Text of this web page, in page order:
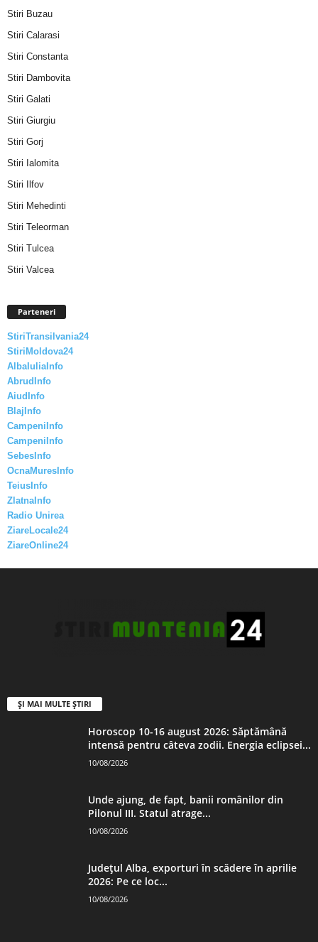
Stiri Buzau
Stiri Calarasi
Stiri Constanta
Stiri Dambovita
Stiri Galati
Stiri Giurgiu
Stiri Gorj
Stiri Ialomita
Stiri Ilfov
Stiri Mehedinti
Stiri Teleorman
Stiri Tulcea
Stiri Valcea
Parteneri
StiriTransilvania24
StiriMoldova24
AlbaIuliaInfo
AbrudInfo
AiudInfo
BlajInfo
CampeniInfo
CampeniInfo
SebesInfo
OcnaMuresInfo
TeiusInfo
ZlatnaInfo
Radio Unirea
ZiareLocale24
ZiareOnline24
ȘI MAI MULTE ȘTIRI
Horoscop 10-16 august 2026: Săptămână
intensă pentru câteva zodii. Energia eclipsei...
10/08/2026
Unde ajung, de fapt, banii românilor din
Pilonul III. Statul atrage...
10/08/2026
Județul Alba, exporturi în scădere în aprilie
2026: Pe ce loc...
10/08/2026